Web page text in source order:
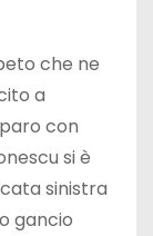
che ne
a
con
si è
sinistra
gancio